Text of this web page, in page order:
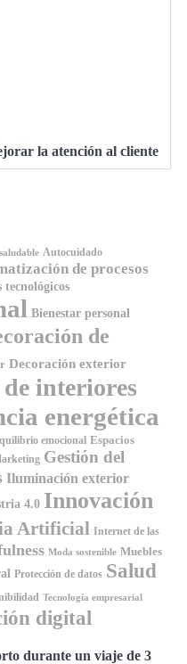
la atención al cliente
Autocuidado
de procesos
tecnológicos
Bienestar personal
de
Decoración exterior
interiores
energética
emocional Espacios
Gestión del
Iluminación exterior
4.0 Innovación
Artificial Internet de las
Moda sostenible Muebles
Protección de datos Salud
Tecnología empresarial
digital
durante un viaje de 3